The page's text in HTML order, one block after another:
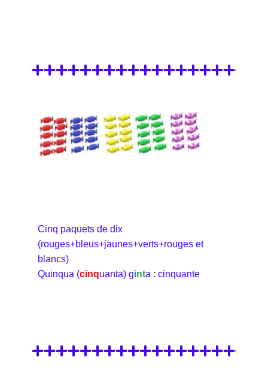
Cinq paquets de dix
(rouges+bleus+jaunes+verts+rouges et
blancs)
Quinqua (cinquanta) ginta : cinquante